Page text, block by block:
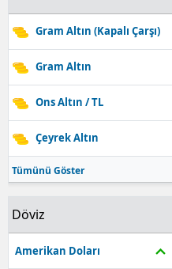
Gram Altın (Kapalı Çarşı)
Gram Altın
Ons Altın / TL
Çeyrek Altın
Tümünü Göster
Döviz
Amerikan Doları